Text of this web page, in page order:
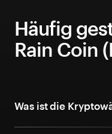
Häufig
Rain Coin
Was ist die